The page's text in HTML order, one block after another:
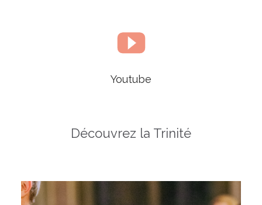

Youtube
Découvrez la Trinité